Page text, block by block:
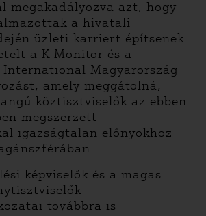
megakadályozva azt, hogy
a hivatali
üzleti karriert építsenek
a K-Monitor és a
International Magyarország
amely meggátolná,
köztisztviselők az ebben
megszerzett
igazságtalan előnyökhöz
képviselők és a magas
továbbra is